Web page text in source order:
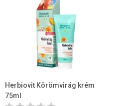
Herbiovit Körömvirág krém
75ml